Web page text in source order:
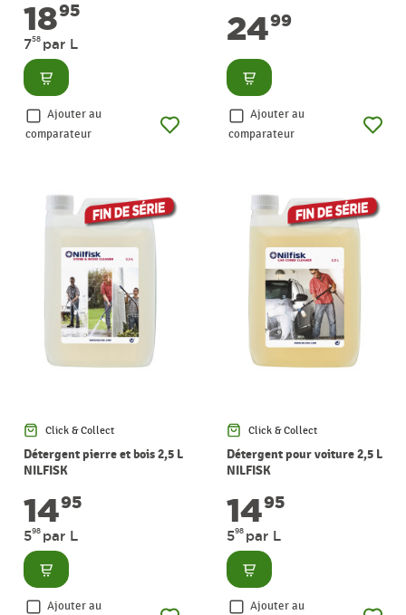
1895
758 par L
Consulter
Ajouter au
comparateur
2499
Consulter
Ajouter au
comparateur
Click & Collect
Détergent pierre et bois 2,5 L
NILFISK
1495
598 par L
Consulter
Ajouter au
Click & Collect
Détergent pour voiture 2,5 L
NILFISK
1495
598 par L
Consulter
Ajouter au